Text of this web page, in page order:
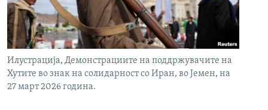
Илустрација, Демонстрациите на поддржувачите на
Хутите во знак на солидарност со Иран, во Јемен, на
27 март 2026 година.